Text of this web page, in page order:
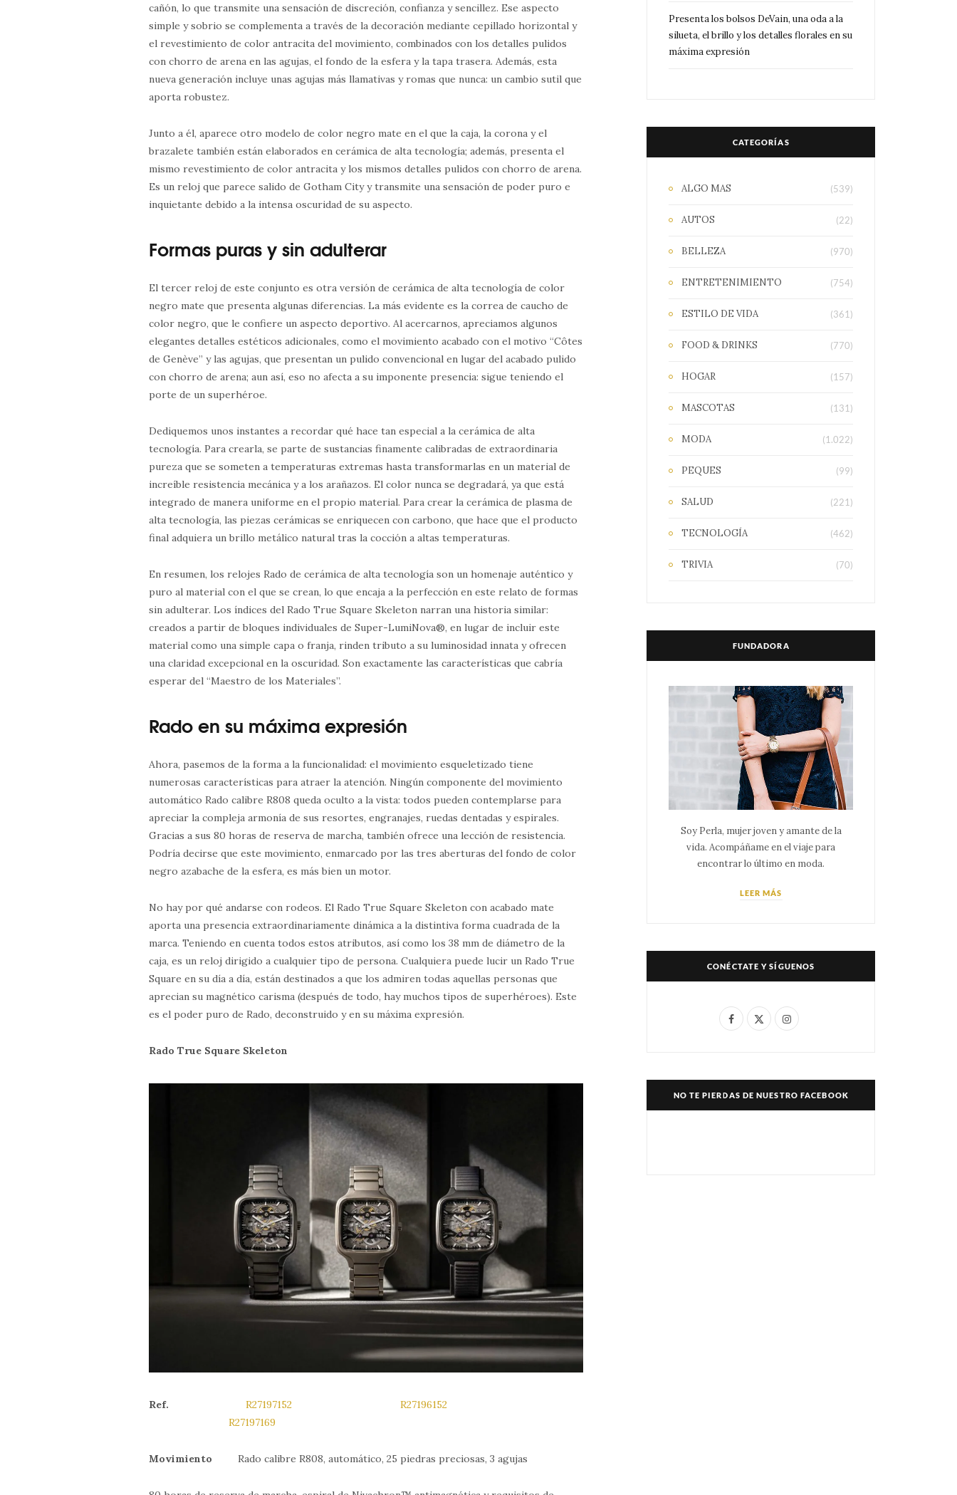
cañón, lo que transmite una sensación de discreción, confianza y sencillez. Ese aspecto
simple y sobrio se complementa a través de la decoración mediante cepillado horizontal y
el revestimiento de color antracita del movimiento, combinados con los detalles pulidos
con chorro de arena en las agujas, el fondo de la esfera y la tapa trasera. Además, esta
nueva generación incluye unas agujas más llamativas y romas que nunca: un cambio sutil que
aporta robustez.
Junto a él, aparece otro modelo de color negro mate en el que la caja, la corona y el
brazalete también están elaborados en cerámica de alta tecnología; además, presenta el
mismo revestimiento de color antracita y los mismos detalles pulidos con chorro de arena.
Es un reloj que parece salido de Gotham City y transmite una sensación de poder puro e
inquietante debido a la intensa oscuridad de su aspecto.
Formas puras y sin adulterar
El tercer reloj de este conjunto es otra versión de cerámica de alta tecnología de color
negro mate que presenta algunas diferencias. La más evidente es la correa de caucho de
color negro, que le confiere un aspecto deportivo. Al acercarnos, apreciamos algunos
elegantes detalles estéticos adicionales, como el movimiento acabado con el motivo “Côtes
de Genève” y las agujas, que presentan un pulido convencional en lugar del acabado pulido
con chorro de arena; aun así, eso no afecta a su imponente presencia: sigue teniendo el
porte de un superhéroe.
Dediquemos unos instantes a recordar qué hace tan especial a la cerámica de alta
tecnología. Para crearla, se parte de sustancias finamente calibradas de extraordinaria
pureza que se someten a temperaturas extremas hasta transformarlas en un material de
increíble resistencia mecánica y a los arañazos. El color nunca se degradará, ya que está
integrado de manera uniforme en el propio material. Para crear la cerámica de plasma de
alta tecnología, las piezas cerámicas se enriquecen con carbono, que hace que el producto
final adquiera un brillo metálico natural tras la cocción a altas temperaturas.
En resumen, los relojes Rado de cerámica de alta tecnología son un homenaje auténtico y
puro al material con el que se crean, lo que encaja a la perfección en este relato de formas
sin adulterar. Los índices del Rado True Square Skeleton narran una historia similar:
creados a partir de bloques individuales de Super-LumiNova®, en lugar de incluir este
material como una simple capa o franja, rinden tributo a su luminosidad innata y ofrecen
una claridad excepcional en la oscuridad. Son exactamente las características que cabría
esperar del “Maestro de los Materiales”.
Rado en su máxima expresión
Ahora, pasemos de la forma a la funcionalidad: el movimiento esqueletizado tiene
numerosas características para atraer la atención. Ningún componente del movimiento
automático Rado calibre R808 queda oculto a la vista: todos pueden contemplarse para
apreciar la compleja armonía de sus resortes, engranajes, ruedas dentadas y espirales.
Gracias a sus 80 horas de reserva de marcha, también ofrece una lección de resistencia.
Podría decirse que este movimiento, enmarcado por las tres aberturas del fondo de color
negro azabache de la esfera, es más bien un motor.
No hay por qué andarse con rodeos. El Rado True Square Skeleton con acabado mate
aporta una presencia extraordinariamente dinámica a la distintiva forma cuadrada de la
marca. Teniendo en cuenta todos estos atributos, así como los 38 mm de diámetro de la
caja, es un reloj dirigido a cualquier tipo de persona. Cualquiera puede lucir un Rado True
Square en su día a día, están destinados a que los admiren todas aquellas personas que
aprecian su magnético carisma (después de todo, hay muchos tipos de superhéroes). Este
es el poder puro de Rado, deconstruido y en su máxima expresión.
Rado True Square Skeleton
Ref. R27197152
R27196152
R27197169
Movimiento Rado calibre R808, automático, 25 piedras preciosas, 3 agujas
Presenta los bolsos DeVain, una oda a la
silueta, el brillo y los detalles florales en su
máxima expresión
CATEGORÍAS
ALGO MAS (539)
AUTOS (22)
BELLEZA (970)
ENTRETENIMIENTO (754)
ESTILO DE VIDA (361)
FOOD & DRINKS (770)
HOGAR (157)
MASCOTAS (131)
MODA (1.022)
PEQUES (99)
SALUD (221)
TECNOLOGÍA (462)
TRIVIA (70)
FUNDADORA
Soy Perla, mujer joven y amante de la
vida. Acompáñame en el viaje para
encontrar lo último en moda.
LEER MÁS
CONÉCTATE Y SÍGUENOS
F
e
X
w
I
t
NO TE PIERDAS DE NUESTRO FACEBOOK